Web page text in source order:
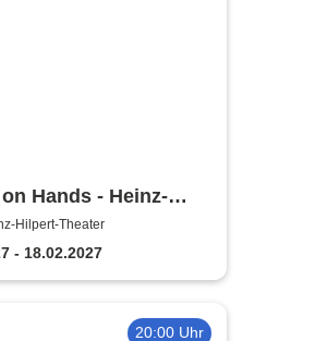
Hands - Heinz-
Hilpert-Theater
- 18.02.2027
20:00 Uhr